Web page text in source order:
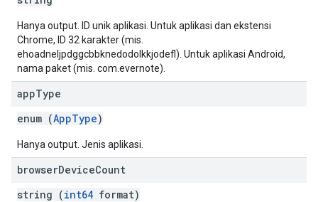
Hanya output. ID unik aplikasi. Untuk aplikasi dan ekstensi
Chrome, ID 32 karakter (mis.
ehoadneljpdggcbbknedodolkkjodefl). Untuk aplikasi Android,
nama paket (mis. com.evernote).
appType
enum (AppType)
Hanya output. Jenis aplikasi.
browserDeviceCount
string (int64 format)